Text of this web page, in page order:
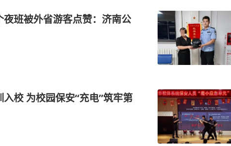
班被外省游客点赞：济南公
校 为校园保安“充电”筑牢第